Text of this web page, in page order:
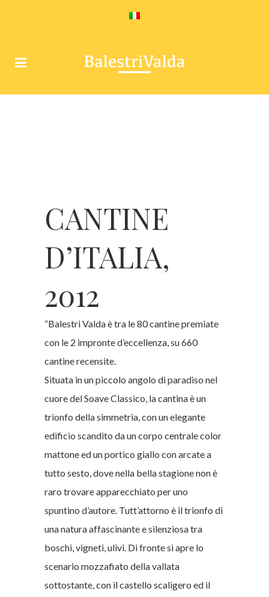
CANTINE
D’ITALIA,
2012
“Balestri Valda è tra le 80 cantine premiate
con le 2 impronte d’eccellenza, su 660
cantine recensite.
Situata in un piccolo angolo di paradiso nel
cuore del Soave Classico, la cantina è un
trionfo della simmetria, con un elegante
edificio scandito da un corpo centrale color
mattone ed un portico giallo con arcate a
tutto sesto, dove nella bella stagione non è
raro trovare apparecchiato per uno
spuntino d’autore. Tutt’attorno è il trionfo di
una natura affascinante e silenziosa tra
boschi, vigneti, ulivi. Di fronte si apre lo
scenario mozzafiato della vallata
sottostante, con il castello scaligero ed il